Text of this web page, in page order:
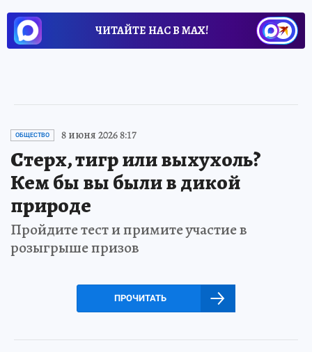
ЧИТАЙТЕ НАС В МАХ!
ОБЩЕСТВО 8 июня 2026 8:17
Стерх, тигр или выхухоль?
Кем бы вы были в дикой
природе
Пройдите тест и примите участие в
розыгрыше призов
ПРОЧИТАТЬ